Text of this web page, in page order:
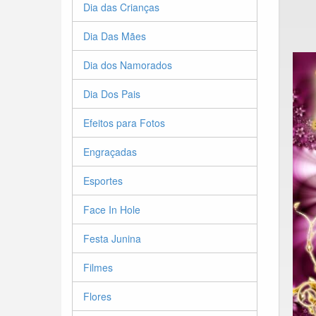
Dia das Crianças
Dia Das Mães
Dia dos Namorados
Dia Dos Pais
Efeitos para Fotos
Engraçadas
Esportes
Face In Hole
Festa Junina
Filmes
Flores